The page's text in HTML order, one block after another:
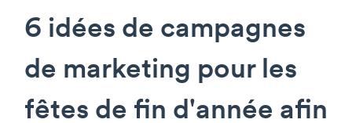
6 idées de campagnes
de marketing pour les
fêtes de fin d'année afin